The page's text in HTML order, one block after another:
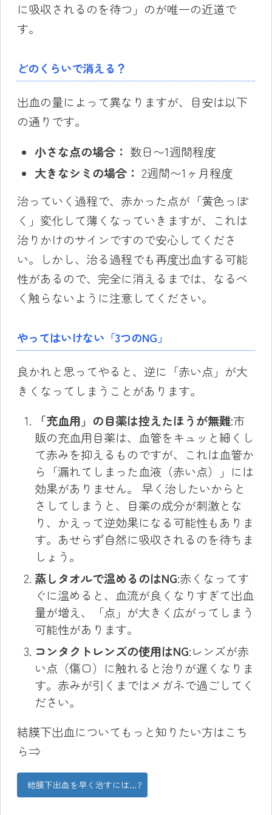
に吸収されるのを待つ」のが唯一の近道で
す。
どのくらいで消える？
出血の量によって異なりますが、目安は以下
の通りです。
小さな点の場合： 数日〜1週間程度
大きなシミの場合： 2週間〜1ヶ月程度
治っていく過程で、赤かった点が「黄色っぽ
く」変化して薄くなっていきますが、これは
治りかけのサインですので安心してくださ
い。しかし、治る過程でも再度出血する可能
性があるので、完全に消えるまでは、なるべ
く触らないように注意してください。
やってはいけない「3つのNG」
良かれと思ってやると、逆に「赤い点」が大
きくなってしまうことがあります。
「充血用」の目薬は控えたほうが無難:市
販の充血用目薬は、血管をキュッと細くし
て赤みを抑えるものですが、これは血管か
ら「漏れてしまった血液（赤い点）」には
効果がありません。 早く治したいからと
さしてしまうと、目薬の成分が刺激とな
り、かえって逆効果になる可能性もありま
す。あせらず自然に吸収されるのを待ちま
しょう。
蒸しタオルで温めるのはNG:赤くなってす
ぐに温めると、血流が良くなりすぎて出血
量が増え、「点」が大きく広がってしまう
可能性があります。
コンタクトレンズの使用はNG:レンズが赤
い点（傷口）に触れると治りが遅くなりま
す。赤みが引くまではメガネで過ごしてく
ださい。
結膜下出血についてもっと知りたい方はこち
ら⇒
結膜下出血を早く治すには…?